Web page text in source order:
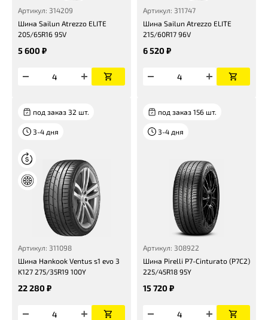
Артикул: 314209
Шина Sailun Atrezzo ELITE
205/65R16 95V
5 600 ₽
Артикул: 311747
Шина Sailun Atrezzo ELITE
215/60R17 96V
6 520 ₽
под заказ 32 шт.
3-4 дня
Артикул: 311098
Шина Hankook Ventus s1 evo 3
K127 275/35R19 100Y
22 280 ₽
под заказ 156 шт.
3-4 дня
Артикул: 308922
Шина Pirelli P7-Cinturato (P7C2)
225/45R18 95Y
15 720 ₽